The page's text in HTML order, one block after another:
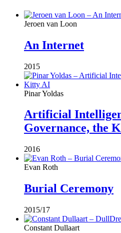
Jeroen van Loon
An Internet
2015
Pinar Yoldas
Artificial
Governance, the
2016
Evan Roth
Burial Ceremony
2015/17
Constant Dullaart